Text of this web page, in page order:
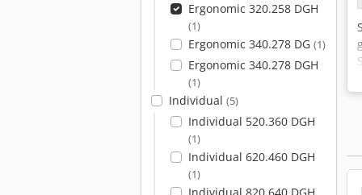
Ergonomic 320.258 DGH
(1)
Ergonomic 340.278 DG (1)
Ergonomic 340.278 DGH
(1)
Individual (5)
Individual 520.360 DGH
(1)
Individual 620.460 DGH
(1)